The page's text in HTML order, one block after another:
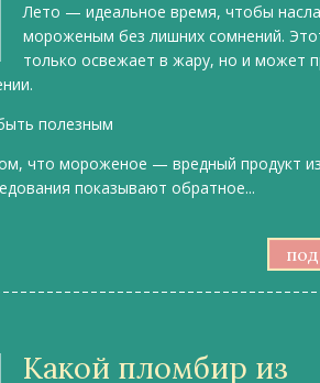
Лето — идеальное время, чтобы
мороженым без лишних сомнений.
только освежает в жару, но и может
полезным
что мороженое — вредный продукт
показывают обратное...
Какой пломбир из